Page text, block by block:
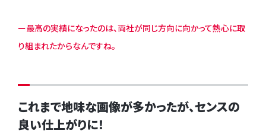
ー最高の実績になったのは、両社が同じ方向に向かって熱心に取
り組まれたからなんですね。
これまで地味な画像が多かったが、センスの
良い仕上がりに！